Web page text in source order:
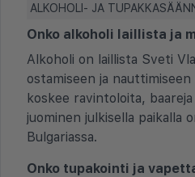
ALKOHOLI- JA
Onko alkoholi laillista ja
Alkoholi on laillista Sveti
ostamiseen ja
koskee ravintoloita,
juominen julkisella paikalla
Bulgariassa.
Onko tupakointi ja